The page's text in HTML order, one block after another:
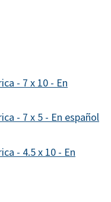
- 7 x 10 - En
- 7 x 5 - En español
- 4.5 x 10 - En